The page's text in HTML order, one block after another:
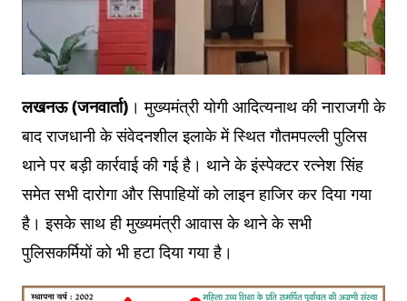
लखनऊ (जनवार्ता) । मुख्यमंत्री योगी आदित्यनाथ की नाराजगी के
बाद राजधानी के संवेदनशील इलाके में स्थित गौतमपल्ली पुलिस
थाने पर बड़ी कार्रवाई की गई है। थाने के इंस्पेक्टर रत्नेश सिंह
समेत सभी दारोगा और सिपाहियों को लाइन हाजिर कर दिया गया
है। इसके साथ ही मुख्यमंत्री आवास के थाने के सभी
पुलिसकर्मियों को भी हटा दिया गया है।